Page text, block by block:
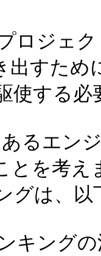
ロジェク
出すた
使する必
るエン
とを考
グは、
キングの